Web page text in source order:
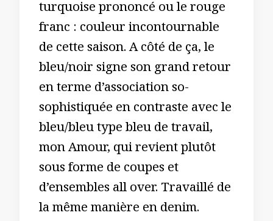
turquoise prononcé ou le rouge
franc : couleur incontournable
de cette saison. A côté de ça, le
bleu/noir signe son grand retour
en terme d’association so-
sophistiquée en contraste avec le
bleu/bleu type bleu de travail,
mon Amour, qui revient plutôt
sous forme de coupes et
d’ensembles all over. Travaillé de
la même manière en denim.